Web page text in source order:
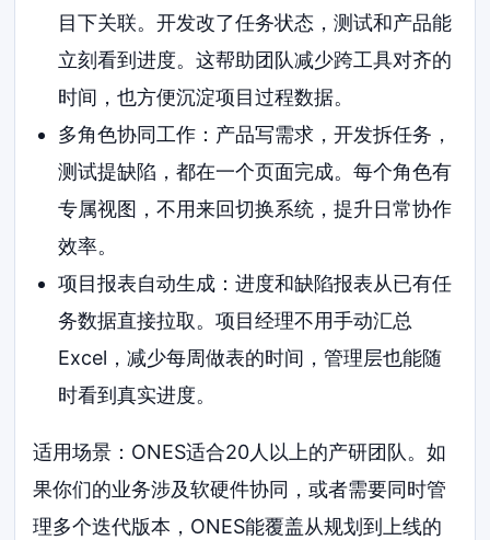
目下关联。开发改了任务状态，测试和产品能
立刻看到进度。这帮助团队减少跨工具对齐的
时间，也方便沉淀项目过程数据。
多角色协同工作：产品写需求，开发拆任务，
测试提缺陷，都在一个页面完成。每个角色有
专属视图，不用来回切换系统，提升日常协作
效率。
项目报表自动生成：进度和缺陷报表从已有任
务数据直接拉取。项目经理不用手动汇总
Excel，减少每周做表的时间，管理层也能随
时看到真实进度。
适用场景：ONES适合20人以上的产研团队。如
果你们的业务涉及软硬件协同，或者需要同时管
理多个迭代版本，ONES能覆盖从规划到上线的